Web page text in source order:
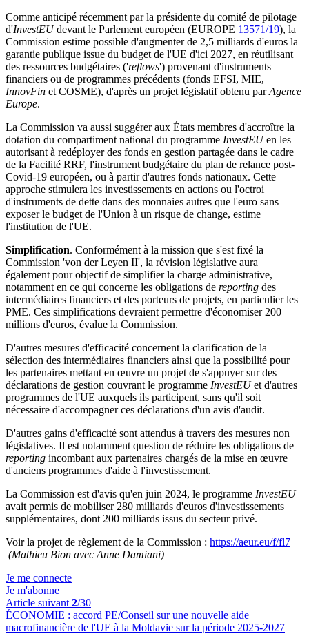
Comme anticipé récemment par la présidente du comité de pilotage
d'InvestEUdevant le Parlement européen (EUROPE 13571/19), la
Commission estime possible d'augmenter de 2,5 milliards d'euros la
garantie publique issue du budget de l'UE d'ici 2027, en réutilisant
des ressources budgétaires ('reflows') provenant d'instruments
financiers ou de programmes précédents (fonds EFSI, MIE,
InnovFin et COSME), d'après un projet législatif obtenu parAgence
Europe.
La Commission va aussi suggérer aux États membres d'accroître la
dotation du compartiment national du programme InvestEUen les
autorisant à redéployer des fonds en gestion partagée dans le cadre
de la Facilité RRF, l'instrument budgétaire du plan de relance post-
Covid-19 européen, ou à partir d'autres fonds nationaux. Cette
approche stimulera les investissements en actions ou l'octroi
d'instruments de dette dans des monnaies autres que l'euro sans
exposer le budget de l'Union à un risque de change, estime
l'institution de l'UE.
Simplification. Conformément à la mission que s'est fixé la
Commission 'von der Leyen II', la révision législative aura
également pour objectif de simplifier la charge administrative,
notamment en ce qui concerne les obligations de reporting des
intermédiaires financiers et des porteurs de projets, en particulier les
PME. Ces simplifications devraient permettre d'économiser 200
millions d'euros, évalue la Commission.
D'autres mesures d'efficacité concernent la clarification de la
sélection des intermédiaires financiers ainsi que la possibilité pour
les partenaires mettant en œuvre un projet de s'appuyer sur des
déclarations de gestion couvrant le programme InvestEUet d'autres
programmes de l'UE auxquels ils participent, sans qu'il soit
nécessaire d'accompagner ces déclarations d'un avis d'audit.
D'autres gains d'efficacité sont attendus à travers des mesures non
législatives. Il est notamment question de réduire les obligations de
reporting incombant aux partenaires chargés de la mise en œuvre
d'anciens programmes d'aide à l'investissement.
La Commission est d'avis qu'en juin 2024, le programme InvestEU
avait permis de mobiliser 280 milliards d'euros d'investissements
supplémentaires, dont 200 milliards issus du secteur privé.
Voir la projet de règlement de la Commission : https://aeur.eu/f/fl7
(Mathieu Bion avec Anne Damiani)
Je me connecte
Je m'abonne
Article suivant 2/30
ÉCONOMIE : accord PE/Conseil sur une nouvelle aide
macrofinancière de l'UE à la Moldavie sur la période 2025-2027